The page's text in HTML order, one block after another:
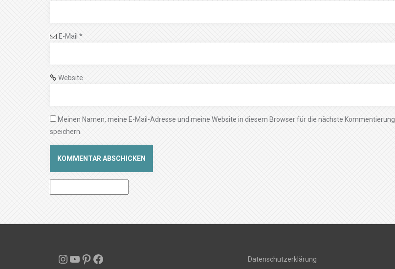
E-Mail *
Website
Meinen Namen, meine E-Mail-Adresse und meine Website in diesem Browser für die nächste Kommentierung
speichern.
Instagram
YouTube
Pinterest
Facebook Datenschutzerklärung